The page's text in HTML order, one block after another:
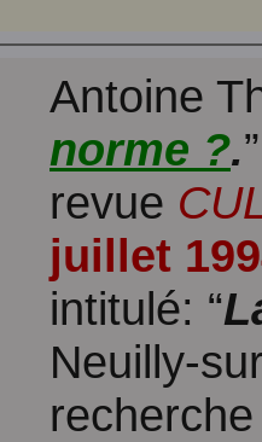
Antoine
norme ?.
revue
juillet
intitulé: “
Neuilly-